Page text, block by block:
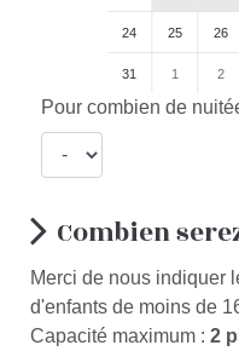
24 25 26
31 1 2
Pour combien de
Combien
Merci de nous indiquer
d'enfants de moins de
Capacité maximum : 2